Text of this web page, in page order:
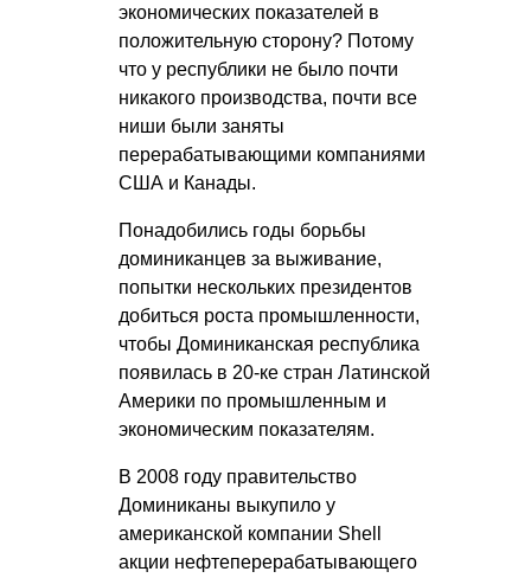
экономических показателей в
положительную сторону? Потому
что у республики не было почти
никакого производства, почти все
ниши были заняты
перерабатывающими компаниями
США и Канады.
Понадобились годы борьбы
доминиканцев за выживание,
попытки нескольких президентов
добиться роста промышленности,
чтобы Доминиканская республика
появилась в 20-ке стран Латинской
Америки по промышленным и
экономическим показателям.
В 2008 году правительство
Доминиканы выкупило у
американской компании Shell
акции нефтеперерабатывающего